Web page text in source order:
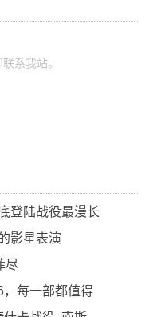
系我站。
登陆战役最漫长
影星表演
尽
，每一部都值得